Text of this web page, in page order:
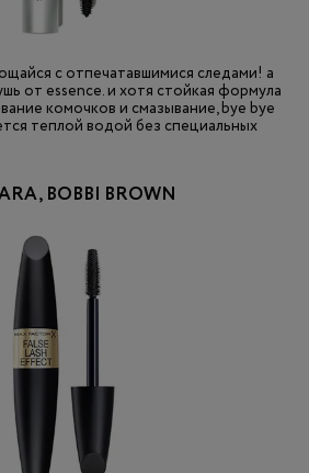
с отпечатавшимися следами! а
от essence. и хотя стойкая формула
комочков и смазывание, bye bye
теплой водой без специальных
BOBBI BROWN